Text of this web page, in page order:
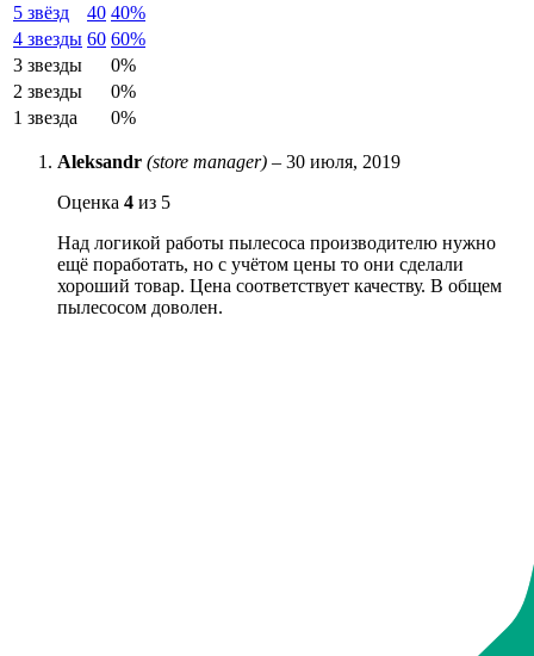
5 звёзд
40 40%
4 звезды 60 60%
3 звезды
0%
2 звезды
0%
1 звезда
0%
Aleksandr (store manager) – 30 июля, 2019
Оценка 4 из 5
Над логикой работы пылесоса производителю нужно
ещё поработать, но с учётом цены то они сделали
хороший товар. Цена соответствует качеству. В общем
пылесосом доволен.